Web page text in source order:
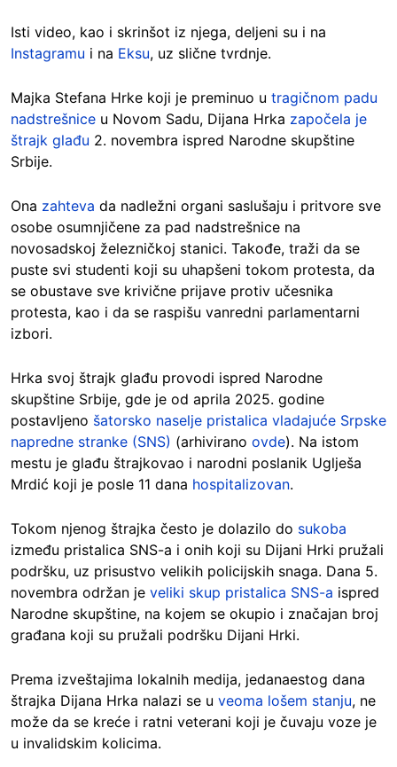
Isti video, kao i skrinšot iz njega, deljeni su i na
Instagramu i na Eksu, uz slične tvrdnje.
Majka Stefana Hrke koji je preminuo u tragičnom padu
nadstrešnice u Novom Sadu, Dijana Hrka započela je
štrajk glađu 2. novembra ispred Narodne skupštine
Srbije.
Ona zahteva da nadležni organi saslušaju i pritvore sve
osobe osumnjičene za pad nadstrešnice na
novosadskoj železničkoj stanici. Takođe, traži da se
puste svi studenti koji su uhapšeni tokom protesta, da
se obustave sve krivične prijave protiv učesnika
protesta, kao i da se raspišu vanredni parlamentarni
izbori.
Hrka svoj štrajk glađu provodi ispred Narodne
skupštine Srbije, gde je od aprila 2025. godine
postavljeno šatorsko naselje pristalica vladajuće Srpske
napredne stranke (SNS) (arhivirano ovde). Na istom
mestu je glađu štrajkovao i narodni poslanik Uglješa
Mrdić koji je posle 11 dana hospitalizovan.
Tokom njenog štrajka često je dolazilo do sukoba
između pristalica SNS-a i onih koji su Dijani Hrki pružali
podršku, uz prisustvo velikih policijskih snaga. Dana 5.
novembra održan je veliki skup pristalica SNS-a ispred
Narodne skupštine, na kojem se okupio i značajan broj
građana koji su pružali podršku Dijani Hrki.
Prema izveštajima lokalnih medija, jedanaestog dana
štrajka Dijana Hrka nalazi se u veoma lošem stanju, ne
može da se kreće i ratni veterani koji je čuvaju voze je
u invalidskim kolicima.